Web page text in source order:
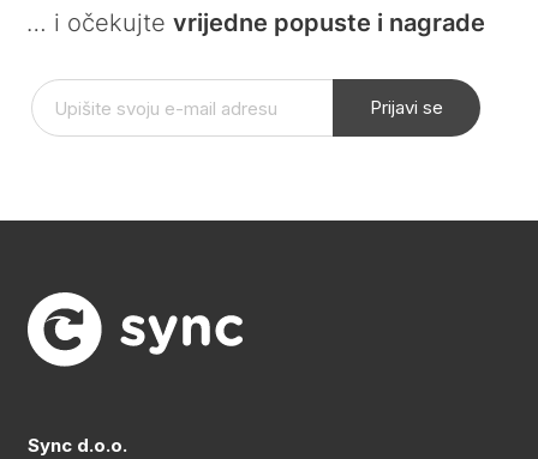
… i očekujte vrijedne popuste i nagrade
Prijavi se
Sync d.o.o.